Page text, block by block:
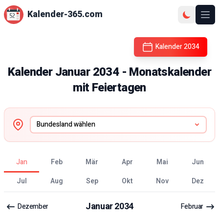
Kalender-365.com
Kalender2034
KalenderJanuar2034- Monatskalender
mit Feiertagen
Jan Feb Mär Apr Mai
Jun
Jul
Aug Sep Okt Nov Dez
Dezember Januar2034 Februar